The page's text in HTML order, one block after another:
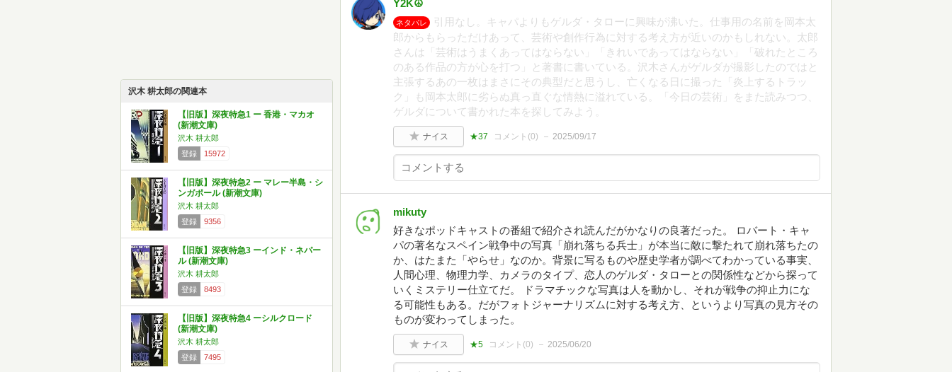
沢木 耕太郎の関連本
【旧版】深夜特急1 ー 香港・マカオ
(新潮文庫)
沢木 耕太郎
登録
15972
【旧版】深夜特急2 ー マレー半島・シ
ンガポール (新潮文庫)
沢木 耕太郎
登録
9356
【旧版】深夜特急3 ーインド・ネパー
ル (新潮文庫)
沢木 耕太郎
登録
8493
【旧版】深夜特急4 ーシルクロード
(新潮文庫)
沢木 耕太郎
登録
7495
Y2K☮
ネタバレ
引用なし。キャパよりもゲルダ・タローに興味が沸いた。仕事用の名前を岡本太
郎からもらっただけあって、芸術や創作行為に対する考え方が近いのかもしれない。太郎
さんは「芸術はうまくあってはならない」「きれいであってはならない」「破れたところ
のある作品の方が心を打つ」と著書に書いている。沢木さんがゲルダが撮影したのではと
主張するあの一枚はまさにその典型だと思うし、亡くなる日に撮った「炎上するトラッ
ク」も岡本太郎に劣らぬ真っ直ぐな情熱に溢れている。「今日の芸術」をまた読みつつ、
ゲルダについて書かれた本を探してみよう。
ナイス ★37 コメント(0) 2025/09/17
mikuty
好きなポッドキャストの番組で紹介され読んだがかなりの良著だった。 ロバート・キャ
パの著名なスペイン戦争中の写真「崩れ落ちる兵士」が本当に敵に撃たれて崩れ落ちたの
か、はたまた「やらせ」なのか。背景に写るものや歴史学者が調べてわかっている事実、
人間心理、物理力学、カメラのタイプ、恋人のゲルダ・タローとの関係性などから探って
いくミステリー仕立てだ。 ドラマチックな写真は人を動かし、それが戦争の抑止力にな
る可能性もある。だがフォトジャーナリズムに対する考え方、というより写真の見方その
ものが変わってしまった。
ナイス ★5 コメント(0) 2025/06/20